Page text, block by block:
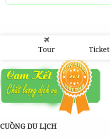
Tour Ticket
CUỒNG DU LỊCH